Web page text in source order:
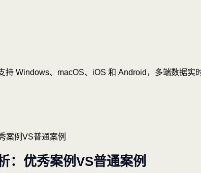
持 Windows、macOS、iOS 和 Android，多端数据实
案例VS普通案例
：优秀案例VS普通案例